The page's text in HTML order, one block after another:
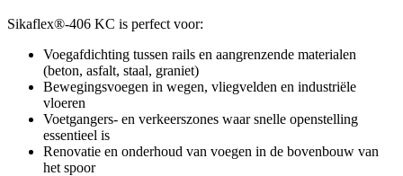
Sikaflex®-406 KC is perfect voor:
Voegafdichting tussen rails en aangrenzende materialen
(beton, asfalt, staal, graniet)
Bewegingsvoegen in wegen, vliegvelden en industriële
vloeren
Voetgangers- en verkeerszones waar snelle openstelling
essentieel is
Renovatie en onderhoud van voegen in de bovenbouw van
het spoor